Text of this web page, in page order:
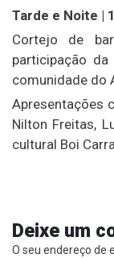
Tarde e Noite |
Cortejo de
participação
comunidade do
Apresentações
Nilton Freitas,
cultural Boi
Deixe um
O seu endereço de